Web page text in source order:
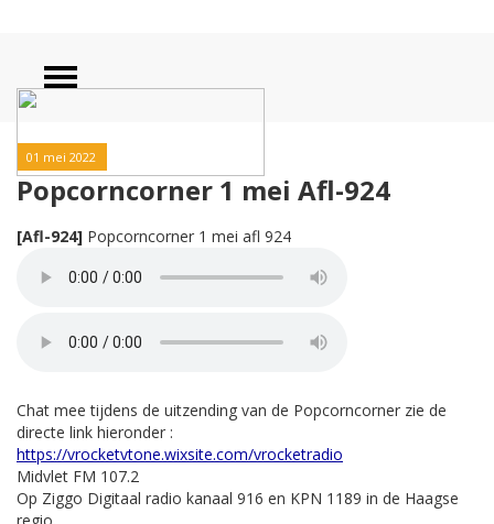
01 mei 2022
Popcorncorner 1 mei Afl-924
[Afl-924] Popcorncorner 1 mei afl 924
Chat mee tijdens de uitzending van de Popcorncorner zie de
directe link hieronder :
https://vrocketvtone.wixsite.com/vrocketradio
Midvlet FM 107.2
Op Ziggo Digitaal radio kanaal 916 en KPN 1189 in de Haagse